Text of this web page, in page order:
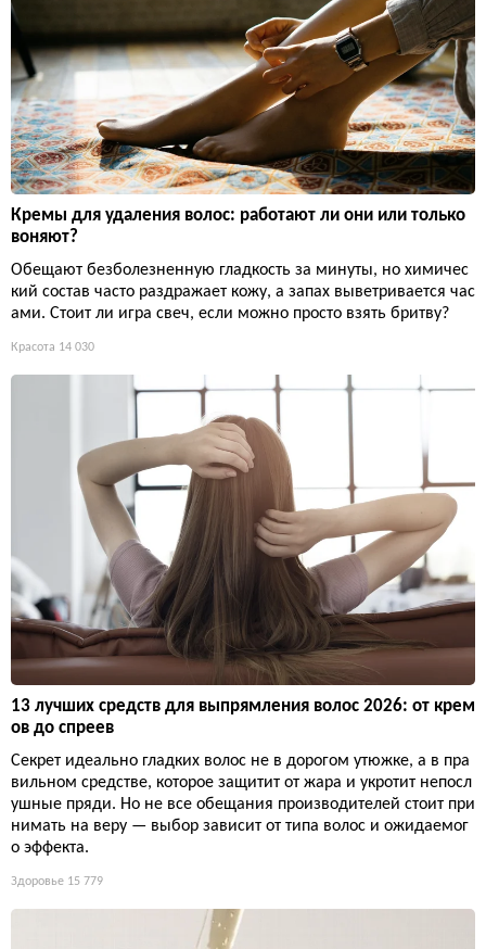
Кремы для удаления волос: работают ли они или только
воняют?
Обещают безболезненную гладкость за минуты, но химичес
кий состав часто раздражает кожу, а запах выветривается час
ами. Стоит ли игра свеч, если можно просто взять бритву?
Красота 14 030
13 лучших средств для выпрямления волос 2026: от крем
ов до спреев
Секрет идеально гладких волос не в дорогом утюжке, а в пра
вильном средстве, которое защитит от жара и укротит непосл
ушные пряди. Но не все обещания производителей стоит при
нимать на веру — выбор зависит от типа волос и ожидаемог
о эффекта.
Здоровье 15 779